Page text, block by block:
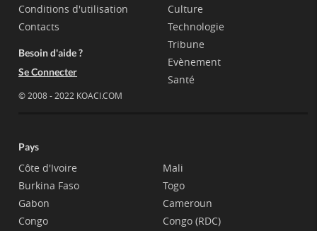
Conditions d'utilisation
Contacts
Besoin d'aide ?
Se Connecter
© 2008 - 2022 KOACI.COM
Culture
Technologie
Tribune
Evènement
Santé
Pays
Côte d'Ivoire
Burkina Faso
Gabon
Congo
Mali
Togo
Cameroun
Congo (RDC)